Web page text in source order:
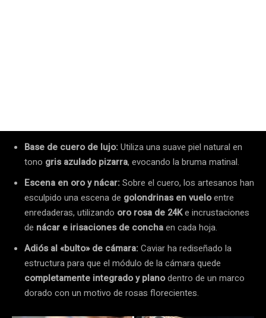
Base de cuero de lujo:Utiliza una suave piel natural en
tono gris azulado pizarra, evocando la bruma matinal.
Escena en oro y nácar:Sobre el cuero, los artesanos han
esculpido una escena de golondrinas en vueloentre
enredaderas, utilizando oro rosa de 24Ke incrustaciones
de nácar e irisaciones de conchaen cada hoja.
Adiós al «bulto» de cámara:Caviar ha rediseñado la
estructura para que el módulo de la cámara quede
completamente integrado y planodentro de un marco
dorado con un motivo de rosas florecientes.